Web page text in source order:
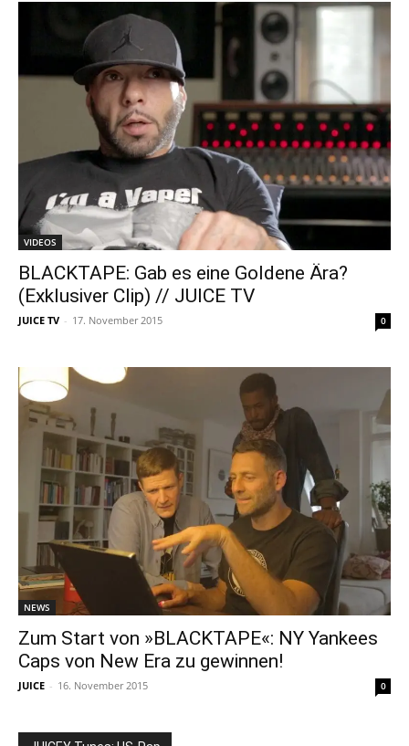
VIDEOS
BLACKTAPE: Gab es eine Goldene Ära?
(Exklusiver Clip) // JUICE TV
JUICE TV - 17. November 2015 0
NEWS
Zum Start von »BLACKTAPE«: NY Yankees
Caps von New Era zu gewinnen!
JUICE - 16. November 2015 0